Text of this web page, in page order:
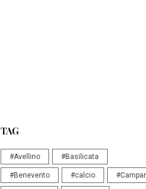
TAG
#Avellino #Basilicata
#Benevento #calcio